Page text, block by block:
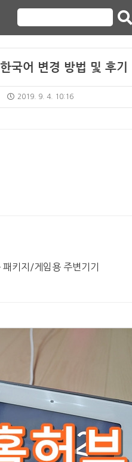
국어 변경 방법 및 후기
2019. 9. 4. 10:16
키지/게임용 주변기기